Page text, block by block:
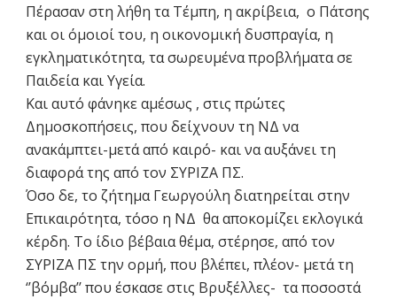
Πέρασαν στη λήθη τα Τέμπη, η ακρίβεια, ο Πάτσης
και οι όμοιοί του, η οικονομική δυσπραγία, η
εγκληματικότητα, τα σωρευμένα προβλήματα σε
Παιδεία και Υγεία.
Και αυτό φάνηκε αμέσως , στις πρώτες
Δημοσκοπήσεις, που δείχνουν τη ΝΔ να
ανακάμπτει-μετά από καιρό- και να αυξάνει τη
διαφορά της από τον ΣΥΡΙΖΑ ΠΣ.
Όσο δε, το ζήτημα Γεωργούλη διατηρείται στην
Επικαιρότητα, τόσο η ΝΔ θα αποκομίζει εκλογικά
κέρδη. Το ίδιο βέβαια θέμα, στέρησε, από τον
ΣΥΡΙΖΑ ΠΣ την ορμή, που βλέπει, πλέον- μετά τη
‘’βόμβα’’ που έσκασε στις Βρυξέλλες- τα ποσοστά